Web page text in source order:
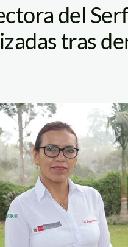
del
tras